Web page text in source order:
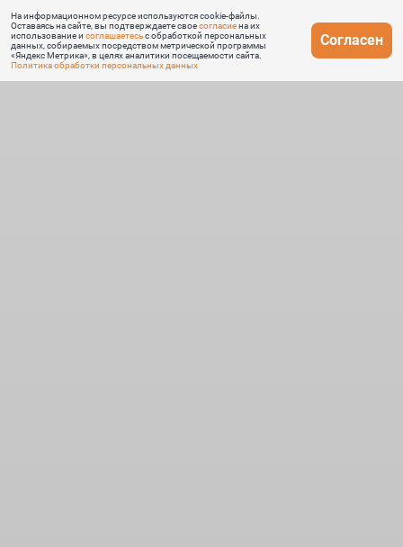
На информационном ресурсе используются cookie-файлы.
Оставаясь на сайте, вы подтверждаете своесогласиена их
использование и соглашаетесьс обработкой персональных
данных, собираемых посредством метрической программы
«Яндекс Метрика», в целях аналитики посещаемости сайта.
Политика обработки персональных данных
Согласен